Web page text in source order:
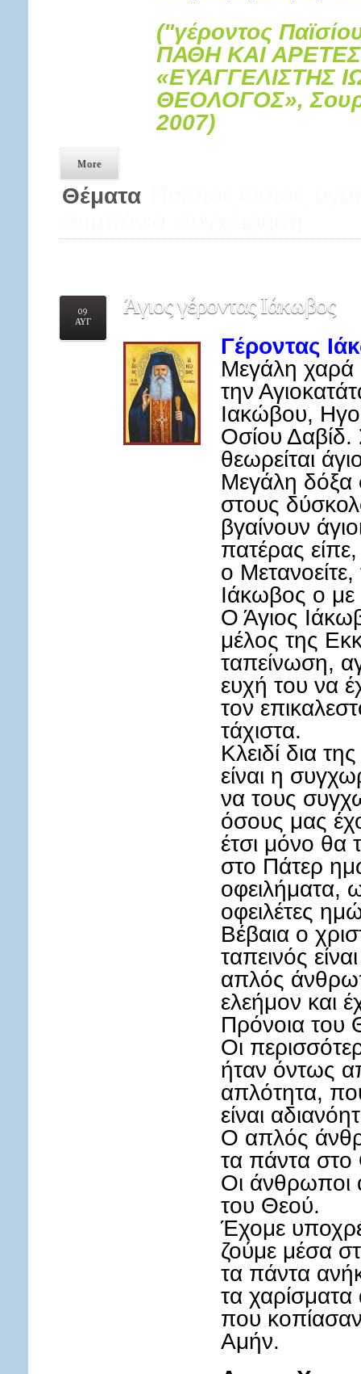
("γέροντος
ΠΑΘΗ ΚΑΙ
«ΕΥΑΓΓΕΛΙΣΤΗΣ
ΘΕΟΛΟΓΟΣ»,
2007)
More
Θέματα
09
ΑΥΓ
Άγιοςγέροντας Ιάκωβος
Γέροντας
Μεγάλη χαρά
την
Ιακώβου,
Οσίου Δαβίδ.
θεωρείται
Μεγάλη δόξα
στους
βγαίνουν
πατέρας
ο
Ιάκωβος ο με
Ο Άγιος
μέλος της
ταπείνωση,
ευχή του να
τον
τάχιστα.
Κλειδί δια
είναι η
να τους
όσους μας
έτσι μόνο θα
στο Πάτερ
οφειλήματα,
οφειλέτες
Βέβαια ο
ταπεινός
απλός
ελεήμον και
Πρόνοια του
Οι
ήταν όντως
απλότητα,
είναι
Ο απλός
τα πάντα στο
Οι άνθρωποι
του Θεού.
Έχομε
ζούμε μέσα
τα πάντα
τα
που
Αμήν.